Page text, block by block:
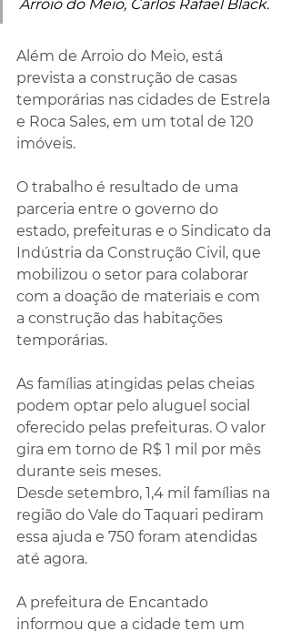
Arroio do Meio, Carlos Rafael Black.
Além de Arroio do Meio, está
prevista a construção de casas
temporárias nas cidades de Estrela
e Roca Sales, em um total de 120
imóveis.
O trabalho é resultado de uma
parceria entre o governo do
estado, prefeituras e o Sindicato da
Indústria da Construção Civil, que
mobilizou o setor para colaborar
com a doação de materiais e com
a construção das habitações
temporárias.
As famílias atingidas pelas cheias
podem optar pelo aluguel social
oferecido pelas prefeituras. O valor
gira em torno de R$ 1 mil por mês
durante seis meses.
Desde setembro, 1,4 mil famílias na
região do Vale do Taquari pediram
essa ajuda e 750 foram atendidas
até agora.
A prefeitura de Encantado
informou que a cidade tem um